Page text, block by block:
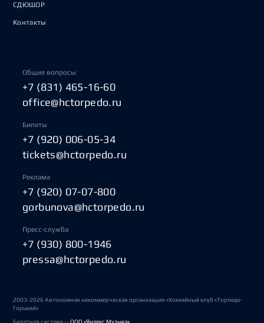
СДЮШОР
Контакты
Общие вопросы
+7 (831) 465-16-60
office@hctorpedo.ru
Билеты
+7 (920) 006-05-34
tickets@hctorpedo.ru
Реклама
+7 (920) 07-07-800
gorbunova@hctorpedo.ru
Пресс-служба
+7 (930) 800-1946
pressa@hctorpedo.ru
2003-2026 Автономная некоммерческая организация «Хоккейный клуб «Торпедо-
Горький»
Билетная система —ООО «Яндекс Музыка»